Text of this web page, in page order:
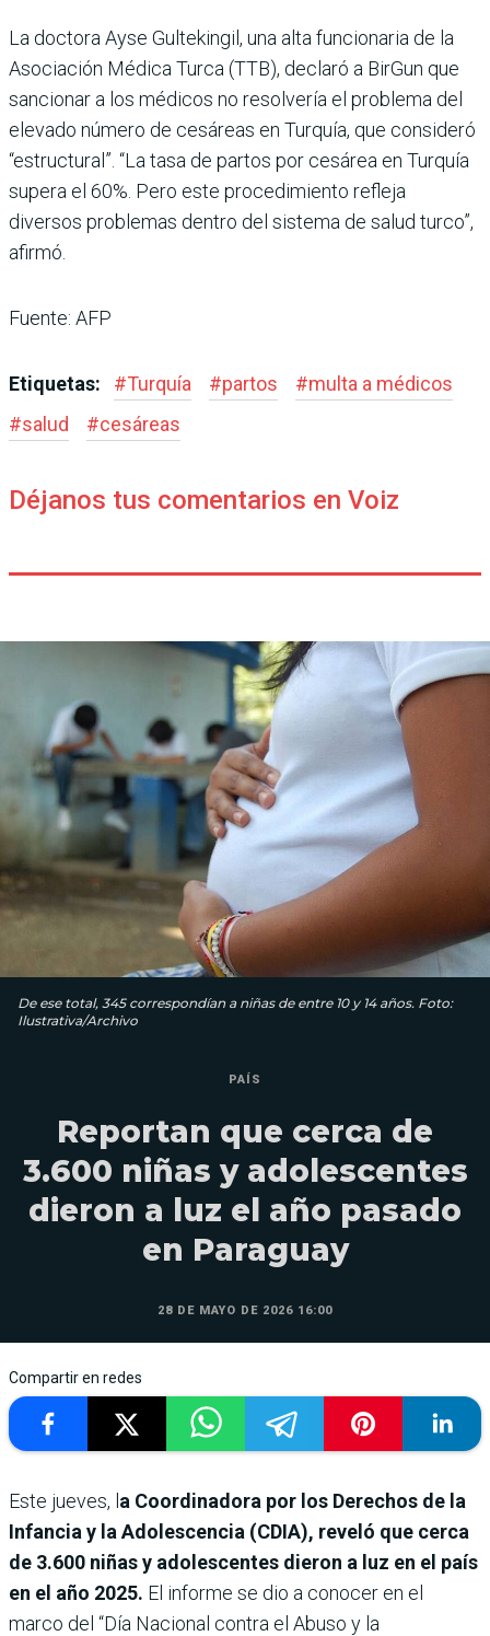
La doctora Ayse Gultekingil, una alta funcionaria de la
Asociación Médica Turca (TTB), declaró a BirGun que
sancionar a los médicos no resolvería el problema del
elevado número de cesáreas en Turquía, que consideró
“estructural”. “La tasa de partos por cesárea en Turquía
supera el 60%. Pero este procedimiento refleja
diversos problemas dentro del sistema de salud turco”,
afirmó.
Fuente: AFP
Etiquetas: #Turquía #partos #multa a médicos
#salud #cesáreas
Déjanos tus comentarios en Voiz
De ese total, 345 correspondían a niñas de entre 10 y 14 años. Foto:
Ilustrativa/Archivo
PAÍS
Reportan que cerca de
3.600 niñas y adolescentes
dieron a luz el año pasado
en Paraguay
28 DE MAYO DE 2026 16:00
Compartir en redes
Este jueves, l a Coordinadora por los Derechos de la
Infancia y la Adolescencia (CDIA), reveló que cerca
de 3.600 niñas y adolescentes dieron a luz en el país
en el año 2025. El informe se dio a conocer en el
marco del “Día Nacional contra el Abuso y la